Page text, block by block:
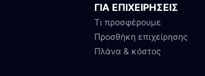
ΓΙΑ ΕΠΙΧΕΙΡΗΣΕΙΣ
Τι προσφέρουμε
Προσθήκη επιχείρησης
Πλάνα & κόστος